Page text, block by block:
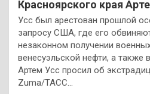
Красноярского края
Усс был арестован прошлой
запросу США, где его
незаконном получении
венесуэльской нефти, а также
Артем Усс просил об
Zuma/ТАСС…